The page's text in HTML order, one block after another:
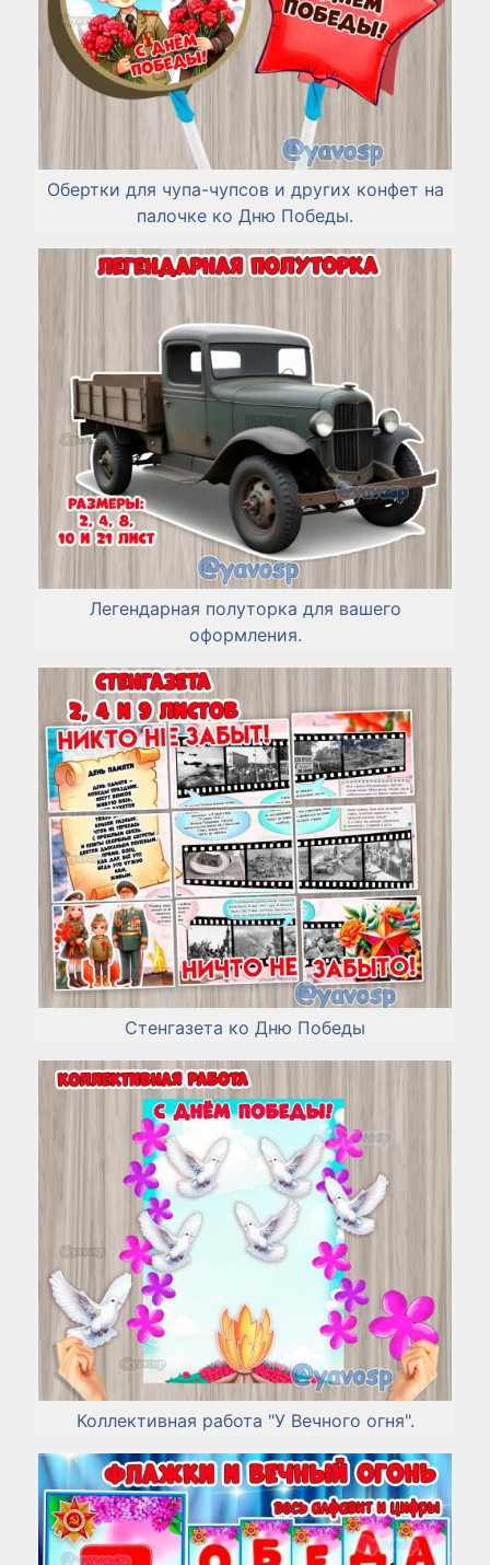
Обертки для чупа-чупсов и других конфет на
палочке ко Дню Победы.
Легендарная полуторка для вашего
оформления.
Стенгазета ко Дню Победы
Коллективная работа "У Вечного огня".